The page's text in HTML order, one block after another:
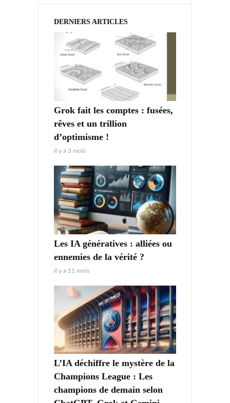
DERNIERS ARTICLES
Grok fait les comptes : fusées,
rêves et un trillion
d’optimisme !
il y a 3 mois
Les IA génératives : alliées ou
ennemies de la vérité ?
il y a 11 mois
L’IA déchiffre le mystère de la
Champions League : Les
champions de demain selon